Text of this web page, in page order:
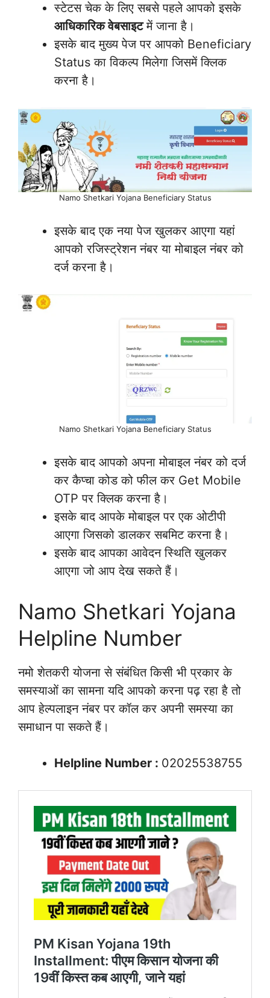
स्टेटस चेक के लिए सबसे पहले आपको इसके
आधिकारिक वेबसाइटमें जाना है।
इसके बाद मुख्य पेज पर आपको Beneficiary
Status का विकल्प मिलेगा जिसमें क्लिक
करना है।
Namo Shetkari Yojana Beneficiary Status
इसके बाद एक नया पेज खुलकर आएगा यहां
आपको रजिस्ट्रेशन नंबर या मोबाइल नंबर को
दर्ज करना है।
Namo Shetkari Yojana Beneficiary Status
इसके बाद आपको अपना मोबाइल नंबर को दर्ज
कर कैप्चा कोड को फील कर Get Mobile
OTP पर क्लिक करना है।
इसके बाद आपके मोबाइल पर एक ओटीपी
आएगा जिसको डालकर सबमिट करना है।
इसके बाद आपका आवेदन स्थिति खुलकर
आएगा जो आप देख सकते हैं।
Namo Shetkari Yojana
Helpline Number
नमो शेतकरी योजना से संबंधित किसी भी प्रकार के
समस्याओं का सामना यदि आपको करना पढ़ रहा है तो
आप हेल्पलाइन नंबर पर कॉल कर अपनी समस्या का
समाधान पा सकते हैं।
Helpline Number : 02025538755